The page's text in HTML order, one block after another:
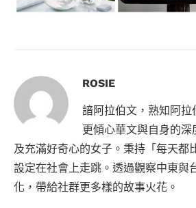
ROSIE
諳阿拉伯文，熟知阿拉
更傾心華文與自身的
及充滿好奇心的女子。秉持「每天都
設定在社會上走跳。透過觀察中東與
化，帶給社群更多樣的故事火花。